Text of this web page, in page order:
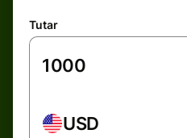
Tutar
USD